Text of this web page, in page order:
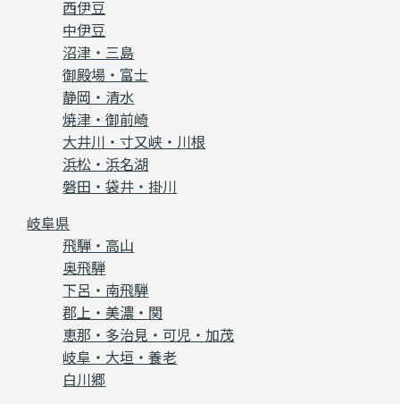
西伊豆
中伊豆
沼津・三島
御殿場・富士
静岡・清水
焼津・御前崎
大井川・寸又峡・川根
浜松・浜名湖
磐田・袋井・掛川
岐阜県
飛騨・高山
奥飛騨
下呂・南飛騨
郡上・美濃・関
恵那・多治見・可児・加茂
岐阜・大垣・養老
白川郷